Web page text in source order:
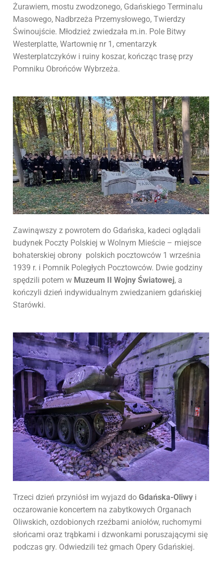
Żurawiem, mostu zwodzonego, Gdańskiego Terminalu
Masowego, Nadbrzeża Przemysłowego, Twierdzy
Świnoujście. Młodzież zwiedzała m.in. Pole Bitwy
Westerplatte, Wartownię nr 1, cmentarzyk
Westerplatczyków i ruiny koszar, kończąc trasę przy
Pomniku Obrońców Wybrzeża.
Zawinąwszy z powrotem do Gdańska, kadeci oglądali
budynek Poczty Polskiej w Wolnym Mieście – miejsce
bohaterskiej obrony polskich pocztowców 1 września
1939 r. i Pomnik Poległych Pocztowców. Dwie godziny
spędzili potem w Muzeum II Wojny Światowej, a
kończyli dzień indywidualnym zwiedzaniem gdańskiej
Starówki.
Trzeci dzień przyniósł im wyjazd do Gdańska-Oliwy i
oczarowanie koncertem na zabytkowych Organach
Oliwskich, ozdobionych rzeźbami aniołów, ruchomymi
słońcami oraz trąbkami i dzwonkami poruszającymi się
podczas gry. Odwiedzili też gmach Opery Gdańskiej.